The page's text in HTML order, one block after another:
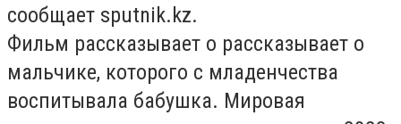
сообщает sputnik.kz.
Фильм рассказывает о рассказывает о
мальчике, которого с младенчества
воспитывала бабушка. Мировая